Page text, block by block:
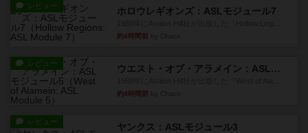
レビュー ホロウレギオンズ：ASLモジュール7
約4時間前
レビュー
ウエスト・オブ・アラメイン：ASLモジュール5
約4時間前
レビュー ヤンクス：ASLモジュール3